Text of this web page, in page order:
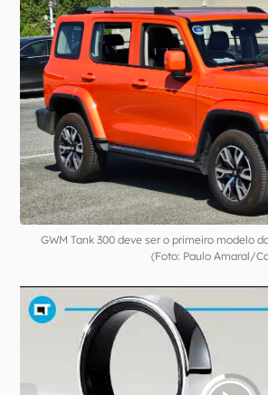
GWM Tank 300 deve ser o primeiro modelo
(Foto: Paulo Amaral/